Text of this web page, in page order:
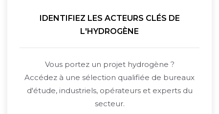
IDENTIFIEZ LES ACTEURS CLÉS DE
L'HYDROGÈNE
Vous portez un projet hydrogène ?
Accédez à une sélection qualifiée de bureaux
d'étude, industriels, opérateurs et experts du
secteur.